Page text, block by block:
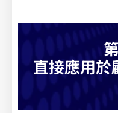
直接應用於